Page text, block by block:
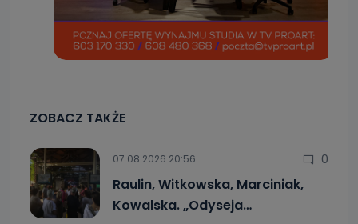
kontaktowy, adres korespondencyjny. Odbiorcą Pastwa
danych osobowych są pracownicy i współpracownicy
oraz partnerzy wspomagający administratora w jego
biznesowej działalności.
Można to zrobić pod numerem telefonu 62 735-51-05 lub
e-mailowo pod adresem: poczta@tvproart.pl
ZOBACZ TAKŻE
07.08.2026 20:56 0
Raulin, Witkowska, Marciniak,
Kowalska. „Odyseja…